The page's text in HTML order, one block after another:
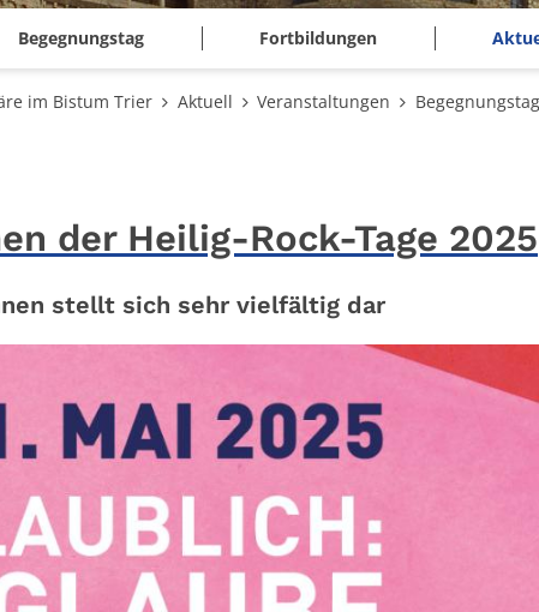
Begegnungstag Fortbildungen
im Bistum Trier Aktuell Veranstaltungen
der Heilig-Rock-Tage 2025
stellt sich sehr vielfältig dar